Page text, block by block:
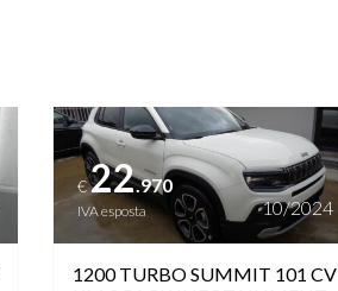
Vedi dettagli
€22.970
IVA esposta 10/2024
1200 TURBO SUMMIT 101 CV